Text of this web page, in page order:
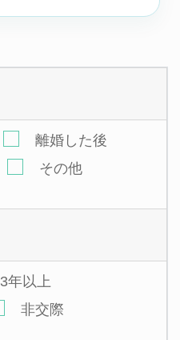
離婚した後
その他
3年以上
非交際